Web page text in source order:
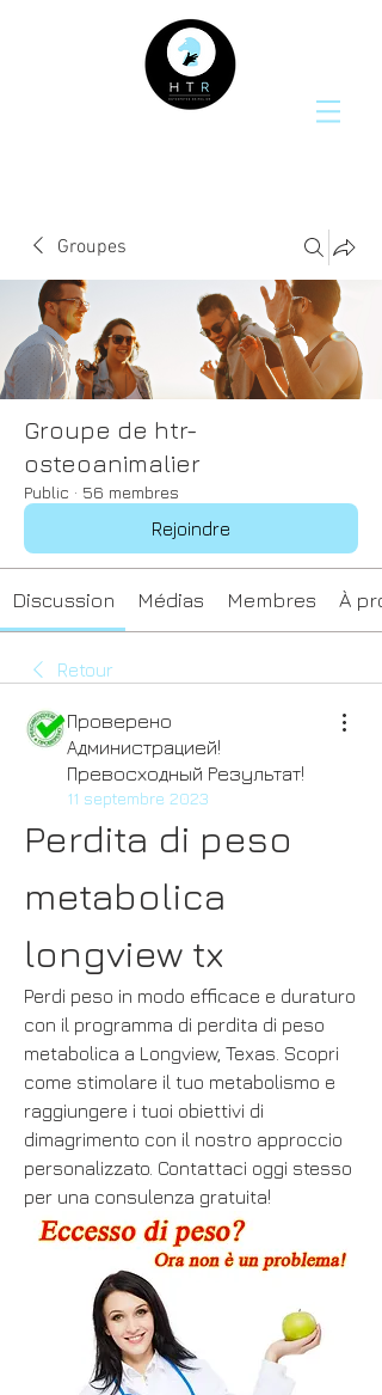
Groupes
Groupe de htr-
osteoanimalier
Public · 56 membres
Rejoindre
Discussion Médias Membres À
Retour
Проверено
Администрацией!
Превосходный Результат!
11 septembre 2023
Perdita di peso
metabolica
longview tx
Perdi peso in modo efficace e duraturo
con il programma di perdita di peso
metabolica a Longview, Texas. Scopri
come stimolare il tuo metabolismo e
raggiungere i tuoi obiettivi di
dimagrimento con il nostro approccio
personalizzato. Contattaci oggi stesso
per una consulenza gratuita!